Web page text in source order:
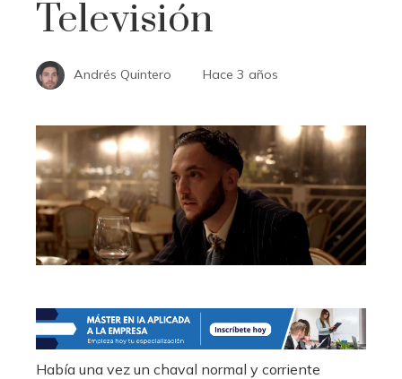
Televisión
Andrés Quintero Hace 3 años
Había una vez un chaval normal y corriente